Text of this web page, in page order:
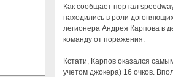
Как сообщает портал
находились в роли
легионера Андрея Карпова в
команду от поражения.
Кстати, Карпов оказался
учетом джокера) 16 очков.